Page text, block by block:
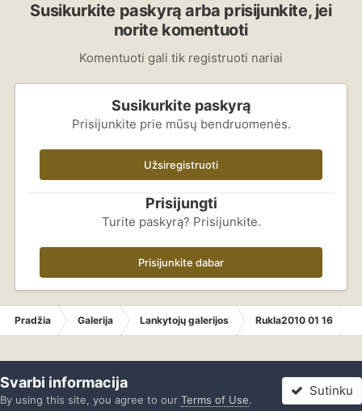
Susikurkite paskyrą arba prisijunkite, jei
norite komentuoti
Komentuoti gali tik registruoti nariai
Susikurkite paskyrą
Prisijunkite prie mūsų bendruomenės.
Užsiregistruoti
Prisijungti
Turite paskyrą? Prisijunkite.
Prisijunkite dabar
Pradžia Galerija Lankytojų galerijos Rukla2010 01 16
Svarbi informacija
By using this site, you agree to our Terms of Use.
Sutinku
Forumas Neskaityta Prisijungti Registracija Daugiau